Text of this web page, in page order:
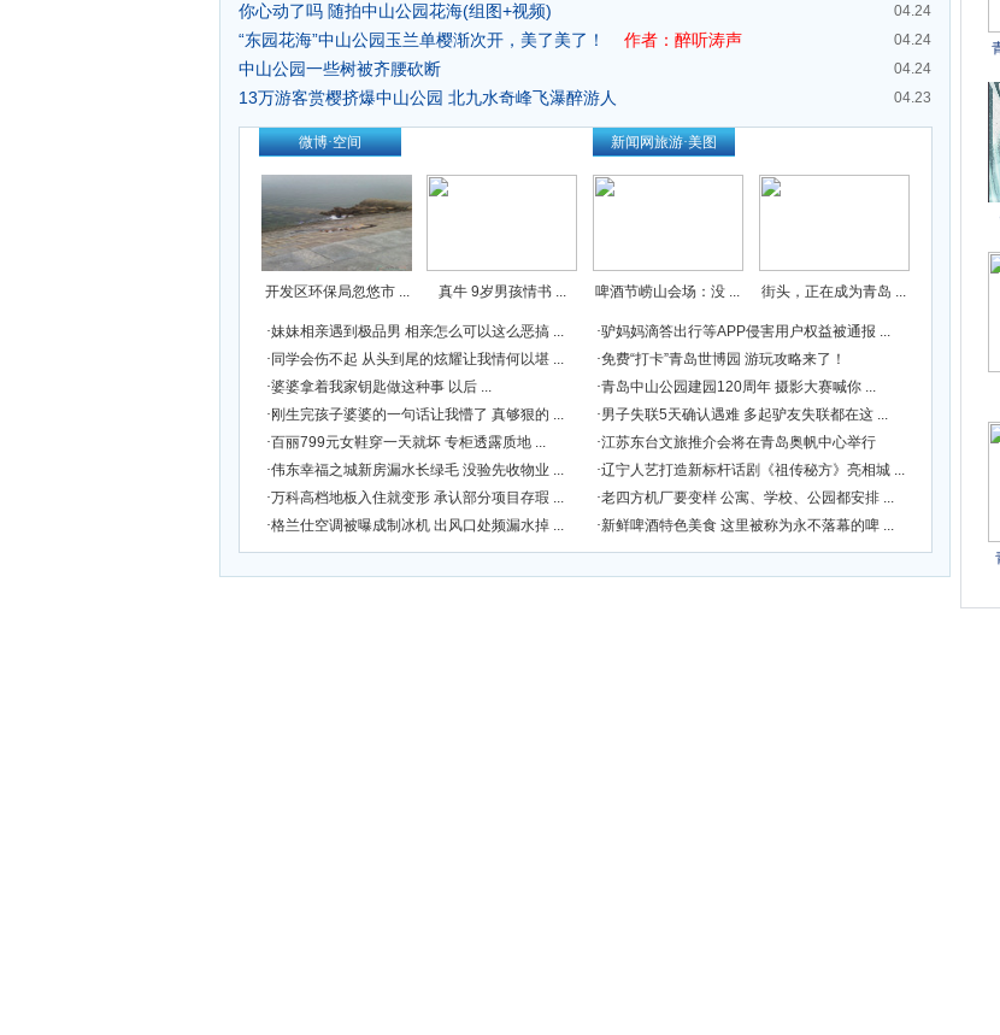
04.24
你心动了吗 随拍中山公园花海(组图+视频)
04.24
“东园花海”中山公园玉兰单樱渐次开，美了美了！ 作者：醉听涛声
04.24
中山公园一些树被齐腰砍断
04.23
13万游客赏樱挤爆中山公园 北九水奇峰飞瀑醉游人